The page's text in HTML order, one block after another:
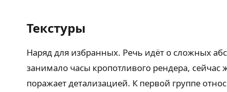
Текстуры
Наряд для избранных. Речь идёт о сложных
занимало часы кропотливого рендера,
поражает детализацией. К первой группе